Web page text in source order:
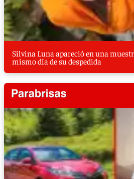
Silvina Luna apareció en una
mismo día de su despedida